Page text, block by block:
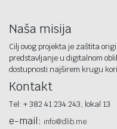
Naša misija
Cilj ovog projekta je zaštita
predstavljanje u digitalnom
dostupnosti najširem krugu
Kontakt
Tel: + 382 41 234 243, lokal 13
e-mail: info@dlib.me